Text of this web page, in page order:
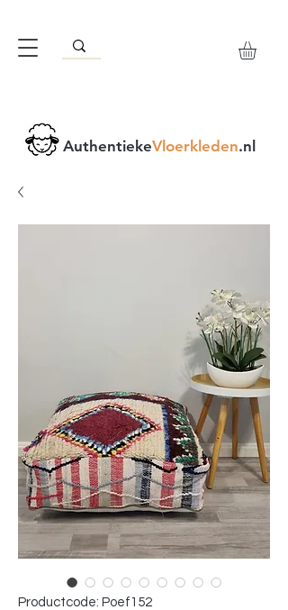
AuthentiekeVloerkleden.nl
Productcode: Poef152